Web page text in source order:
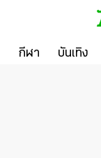
กีฬา บันเทิง